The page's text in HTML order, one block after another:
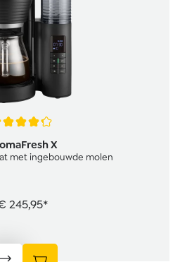
X
met ingebouwde molen
245,95*